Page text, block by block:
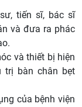
tiến sĩ, bác sĩ
và đưa ra phác
và thiết bị hiện
trị bàn chân bẹt
của bệnh viện